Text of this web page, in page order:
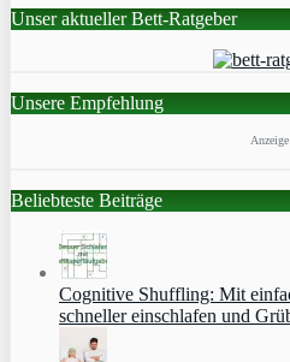
Unser aktueller Bett-Ratgeber
Unsere Empfehlung
Anzeige
Beliebteste Beiträge
Cognitive Shuffling: Mit
schneller einschlafen und